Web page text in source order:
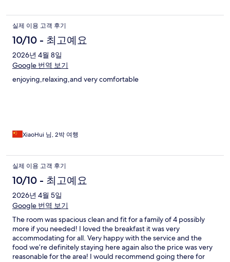
실제 이용 고객 후기
10/10 - 최고예요
2026년 4월 8일
Google 번역 보기
enjoying,relaxing,and very comfortable
XiaoHui 님, 2박 여행
실제 이용 고객 후기
10/10 - 최고예요
2026년 4월 5일
Google 번역 보기
The room was spacious clean and fit for a family of 4 possibly
more if you needed! I loved the breakfast it was very
accommodating for all. Very happy with the service and the
food we’re definitely staying here again also the price was very
reasonable for the area! I would recommend going there for